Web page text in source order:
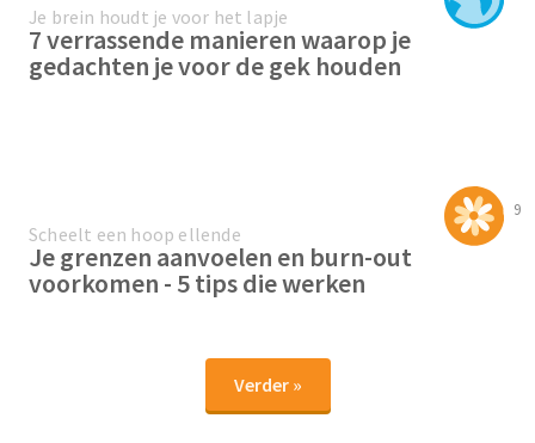
Je brein houdt je voor het lapje
7 verrassende manieren waarop je
gedachten je voor de gek houden
9
Scheelt een hoop ellende
Je grenzen aanvoelen en burn-out
voorkomen - 5 tips die werken
Verder »